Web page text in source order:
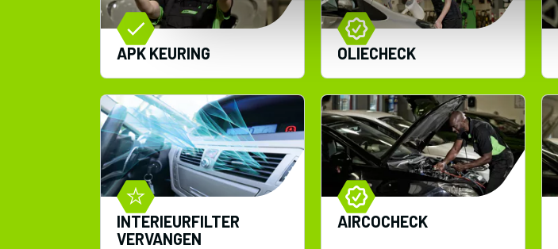
APK KEURING OLIECHECK
INTERIEURFILTER
VERVANGEN
AIRCOCHECK